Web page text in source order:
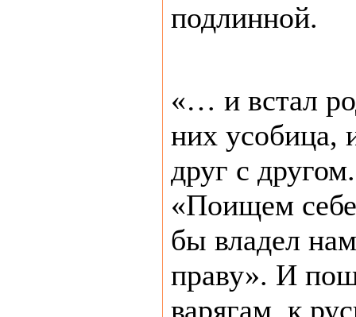
подлинной.
«… и встал
них усобица,
друг с
«Поищем
бы владел
праву». И
варягам, к